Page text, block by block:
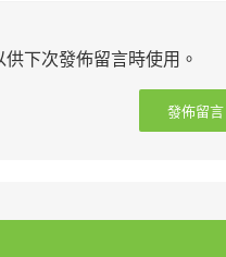
下次發佈留言時使用。